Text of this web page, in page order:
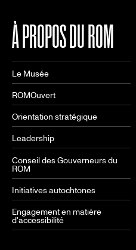
À PROPOS DU ROM
Le Musée
ROMOuvert
Orientation stratégique
Leadership
Conseil des Gouverneurs du
ROM
Initiatives autochtones
Engagement en matière
d'accessibilité